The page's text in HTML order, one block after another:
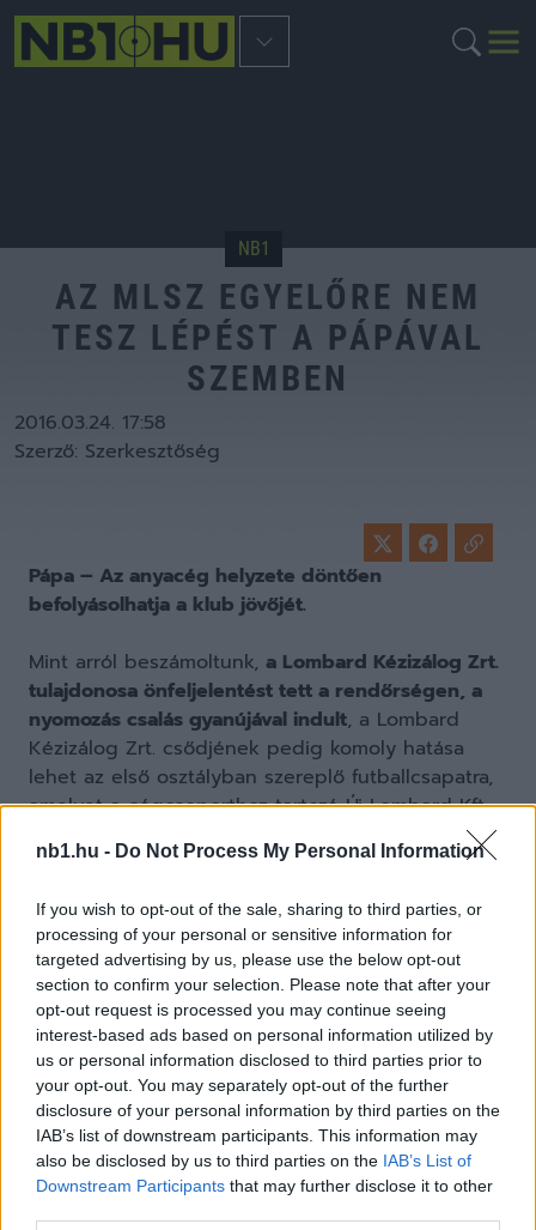
nb1.hu - Do Not Process My Personal Information
If you wish to opt-out of the sale, sharing to third parties, or
processing of your personal or sensitive information for
targeted advertising by us, please use the below opt-out
section to confirm your selection. Please note that after your
opt-out request is processed you may continue seeing
interest-based ads based on personal information utilized by
us or personal information disclosed to third parties prior to
your opt-out. You may separately opt-out of the further
disclosure of your personal information by third parties on the
IAB’s list of downstream participants. This information may
also be disclosed by us to third parties on the IAB’s List of
Downstream Participants that may further disclose it to other
NB1
AZ MLSZ EGYELŐRE NEM
TESZ LÉPÉST A PÁPÁVAL
SZEMBEN
2016.03.24. 17:58
Szerző: Szerkesztőség
Pápa – Az anyacég helyzete döntően
befolyásolhatja a klub jövőjét.
Mint arról beszámoltunk, a Lombard Kézizálog Zrt.
tulajdonosa önfeljelentést tett a rendőrségen, a
nyomozás csalás gyanújával indult, a Lombard
Kézizálog Zrt. csődjének pedig komoly hatása
lehet az első osztályban szereplő futballcsapatra,
amelyet a cégcsoporthoz tartozó Új Lombard Kft.
A Lombard csődjeÁldozó Tamáspápai
polgármestert is meglepte. Szerinte az anyacég
helyzete közvetlenül nem érinti a futballklubot, ám
közvetetten igen, és döntően befolyásolhatja a
jövőjét."Egyelőre én is csak a sajtóból értesültem
a történtekről"– mondta a polgármester.